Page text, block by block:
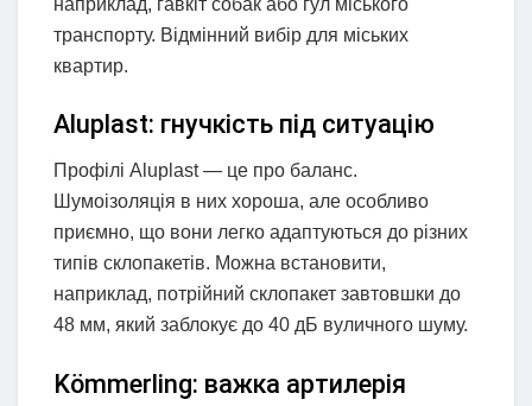
транспорту. Відмінний вибір для міських
квартир.
Aluplast: гнучкість під ситуацію
Профілі Aluplast — це про баланс.
Шумоізоляція в них хороша, але особливо
приємно, що вони легко адаптуються до різних
типів склопакетів. Можна встановити,
наприклад, потрійний склопакет завтовшки до
48 мм, який заблокує до 40 дБ вуличного шуму.
Kömmerling: важка артилерія